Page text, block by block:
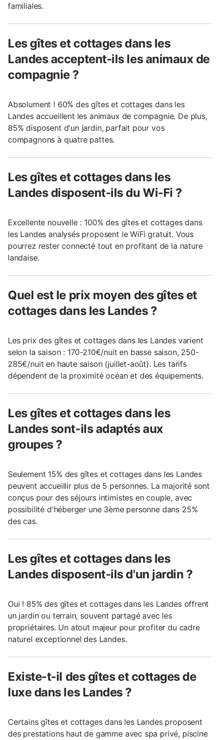
familiales.
Les gîtes et cottages dans les
Landes acceptent-ils les animaux de
compagnie ?
Absolument ! 60% des gîtes et cottages dans les
Landes accueillent les animaux de compagnie. De plus,
85% disposent d'un jardin, parfait pour vos
compagnons à quatre pattes.
Les gîtes et cottages dans les
Landes disposent-ils du Wi-Fi ?
Excellente nouvelle : 100% des gîtes et cottages dans
les Landes analysés proposent le WiFi gratuit. Vous
pourrez rester connecté tout en profitant de la nature
landaise.
Quel est le prix moyen des gîtes et
cottages dans les Landes ?
Les prix des gîtes et cottages dans les Landes varient
selon la saison : 170-210€/nuit en basse saison, 250-
285€/nuit en haute saison (juillet-août). Les tarifs
dépendent de la proximité océan et des équipements.
Les gîtes et cottages dans les
Landes sont-ils adaptés aux
groupes ?
Seulement 15% des gîtes et cottages dans les Landes
peuvent accueillir plus de 5 personnes. La majorité sont
conçus pour des séjours intimistes en couple, avec
possibilité d'héberger une 3ème personne dans 25%
des cas.
Les gîtes et cottages dans les
Landes disposent-ils d'un jardin ?
Oui ! 85% des gîtes et cottages dans les Landes offrent
un jardin ou terrain, souvent partagé avec les
propriétaires. Un atout majeur pour profiter du cadre
naturel exceptionnel des Landes.
Existe-t-il des gîtes et cottages de
luxe dans les Landes ?
Certains gîtes et cottages dans les Landes proposent
des prestations haut de gamme avec spa privé, piscine